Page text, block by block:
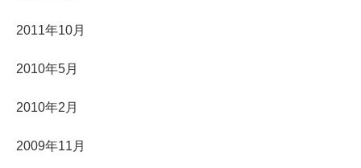
2011年10月
2010年5月
2010年2月
2009年11月